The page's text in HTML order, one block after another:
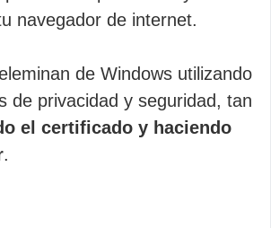
navegador de internet.
de Windows utilizando
de privacidad y seguridad, tan
el certificado y haciendo
.